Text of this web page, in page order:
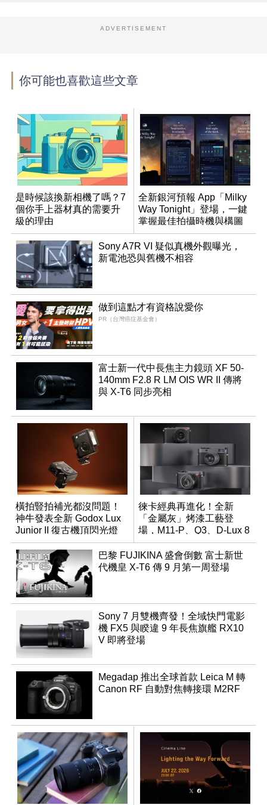
ADVERTISEMENT
你可能也喜歡這些文章
是時候該換新相機了嗎？7
個你手上器材真的需要升
級的理由
全新銀河預報 App「Milky
Way Tonight」登場，一鍵
掌握最佳拍攝時機與構圖
Sony A7R VI 疑似真機外觀曝光，
新電池恐與舊機不相容
做到這點才有資格說愛你
PR（台灣癌症基金會）
富士新一代中長焦主力鏡頭 XF 50-
140mm F2.8 R LM OIS WR II 傳將
與 X-T6 同步亮相
橫拍豎拍補光都沒問題！
神牛發表全新 Godox Lux
Junior II 復古機頂閃光燈
徠卡經典再進化！全新
「金屬灰」烤漆工藝登
場，M11-P、Q3、D-Lux 8
領銜換裝
巴黎 FUJIKINA 盛會倒數 富士新世
代機皇 X-T6 傳 9 月第一周登場
Sony 7 月雙機齊發！全域快門電影
機 FX5 與睽違 9 年長焦旗艦 RX10
V 即將登場
Megadap 推出全球首款 Leica M 轉
Canon RF 自動對焦轉接環 M2RF